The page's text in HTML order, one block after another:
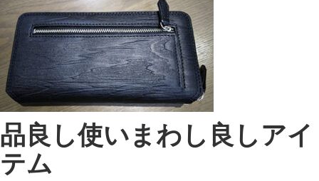
品良し使いまわし良しアイ
テム